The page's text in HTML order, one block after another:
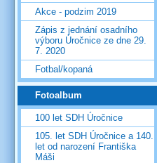
Akce - podzim 2019
Zápis z jednání osadního
výboru Úročnice ze dne 29.
7. 2020
Fotbal/kopaná
Fotoalbum
100 let SDH Úročnice
105. let SDH Úročnice a 140.
let od narození Františka
Máši